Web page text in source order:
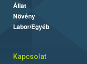
Állat
Növény
Labor/Egyéb
Kapcsolat